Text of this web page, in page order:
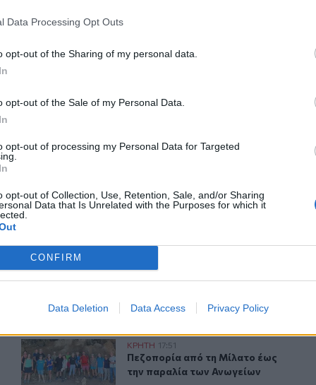
Data Processing Opt Outs
opt-out of the Sharing of my personal data.
opt-out of the Sale of my Personal Data.
opt-out of processing my Personal Data for Targeted
opt-out of Collection, Use, Retention, Sale, and/or Sharing
Data that Is Unrelated with the Purposes for which it
CONFIRM
Data Deletion Data Access Privacy Policy
του CRETALIVE
ΕΊΔΗΣΗ
από τη γέννηση του Κώστα Μουντάκη
για τα 100 χρόνια από τη γέννηση του Κώστα
Πεζοπορία από τη Μίλατο έως την παραλία των Ανωγείων
ΚΡΗΤΗ 17:51
Πεζοπορία από τη Μίλατο έως την
Πεζοπορία από τη Μίλατο έως
την παραλία των Ανωγείων